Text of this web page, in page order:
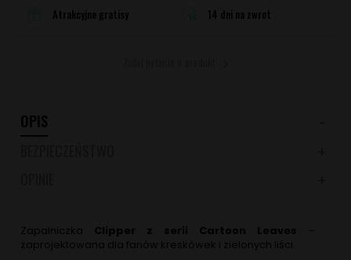
Atrakcyjne gratisy
14 dni na zwrot
OPIS
Zapalniczka Clipper z serii Cartoon Leaves
–
zaprojektowana dla fanów kreskówek i zielonych liści.